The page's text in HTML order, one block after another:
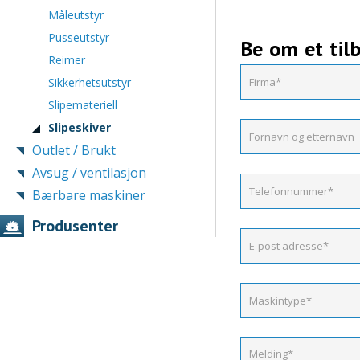
Måleutstyr
Pusseutstyr
Reimer
Sikkerhetsutstyr
Slipemateriell
Slipeskiver
Outlet / Brukt
Avsug / ventilasjon
Bærbare maskiner
Produsenter
Be om et